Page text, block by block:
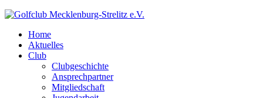
Home
Aktuelles
Club
Clubgeschichte
Ansprechpartner
Mitgliedschaft